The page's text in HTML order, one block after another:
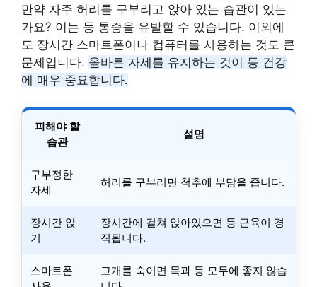
만약 자주 허리를 구부리고 앉아 있는 습관이 있는
가요? 이는 등 통증을 유발할 수 있습니다. 이외에
도 장시간 스마트폰이나 컴퓨터를 사용하는 것도 큰
문제입니다. 올바른 자세를 유지하는 것이 등 건강
에 매우 중요합니다.
피해야 할
습관
설명
구부정한
자세
허리를 구부리면 척추에 부담을 줍니다.
장시간 앉
기
장시간에 걸쳐 앉아있으면 등 근육이 경
직됩니다.
스마트폰
고개를 숙이면 목과 등 모두에 좋지 않습